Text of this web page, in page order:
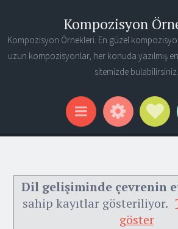
Kompozisyon
Kompozisyon Örnekleri. En güzel
uzun kompozisyonlar, her konuda yazılmış
sitemizde bulabilirsiniz.
Menu Widgets
Dil gelişiminde çevrenin
sahip kayıtlar gösteriliyor.
göster